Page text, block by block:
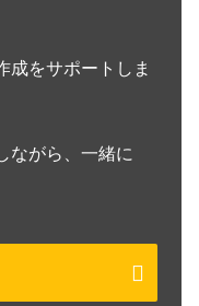
成をサポートしま
ながら、一緒に